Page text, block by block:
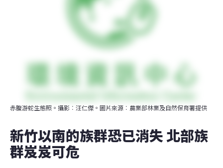
赤腹游蛇生態照。攝影︰汪仁傑。圖片來源︰農業部林業及自然保育署提供
新竹以南的族群恐已消失 北部族
群岌岌可危